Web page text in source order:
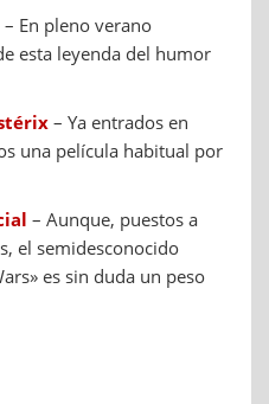
– En pleno verano
esta leyenda del humor
– Ya entrados en
una película habitual por
– Aunque, puestos a
el semidesconocido
es sin duda un peso